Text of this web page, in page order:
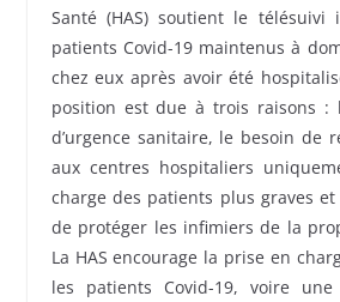
Santé (HAS) soutient le
patients Covid-19 maintenus à
chez eux après avoir été
position est due à trois raisons :
d’urgence sanitaire, le besoin de
aux centres hospitaliers
charge des patients plus graves
de protéger les infimiers de la
La HAS encourage la prise en
les patients Covid-19, voire